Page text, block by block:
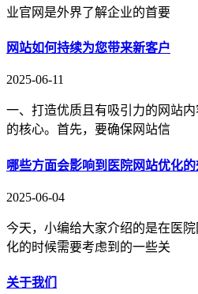
业官网是外界了解企业的首要
网站如何持续为您带来新客户
2025-06-11
一、打造优质且有吸引力的网站
的核心。首先，要确保网站信
哪些方面会影响到医院网站优化的
2025-06-04
今天，小编给大家介绍的是在医
化的时候需要考虑到的一些关
关于我们